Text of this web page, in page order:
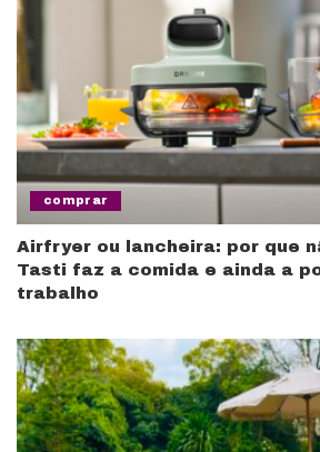
comprar
Airfryer ou lancheira: por que
Tasti faz a comida e ainda a
trabalho